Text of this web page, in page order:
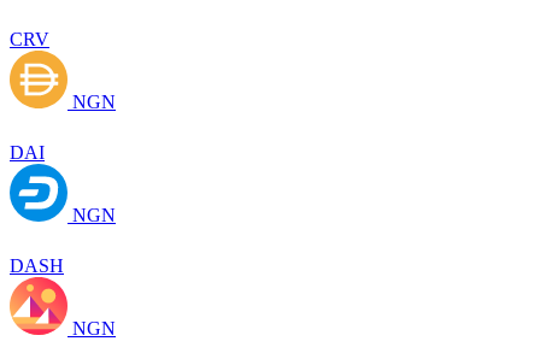
CRV
NGN
DAI
NGN
DASH
NGN